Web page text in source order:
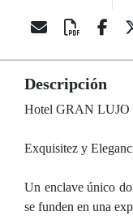
Descripción
Hotel GRAN LUJO
Exquisitez y
Un enclave único
se funden en una